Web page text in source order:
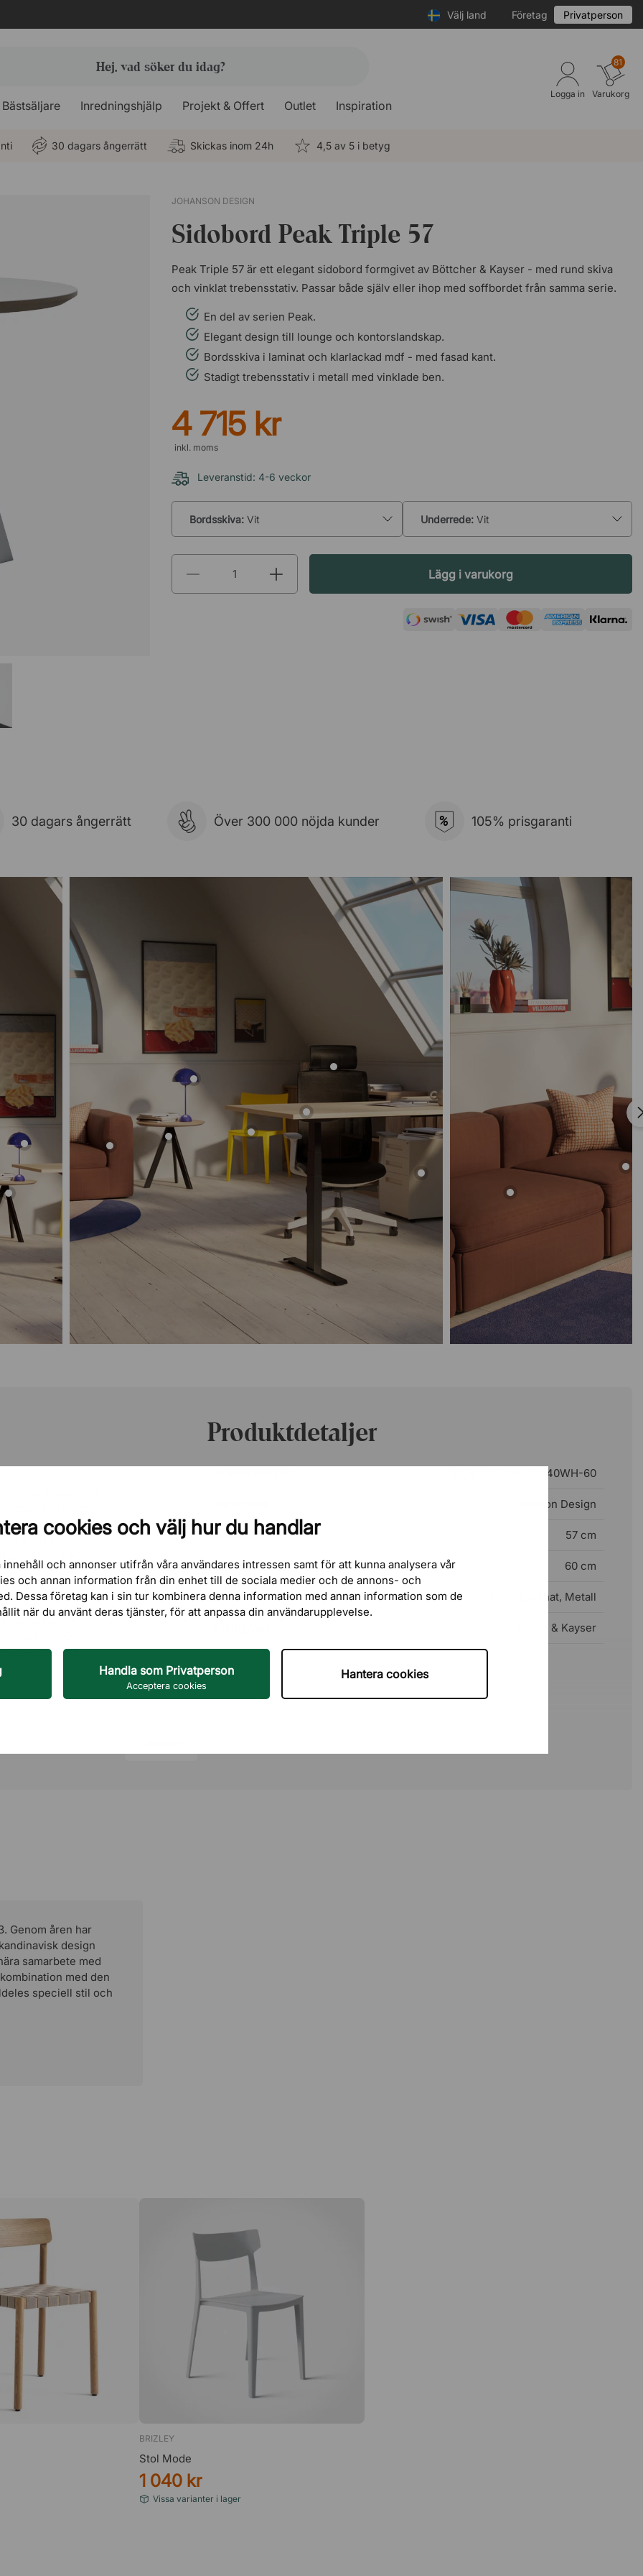
cookies och välj hur du handlar
och annonser utifrån våra användares intressen samt för att kunna analysera vår
och annan information från din enhet till de sociala medier och de annons- och
Dessa företag kan i sin tur kombinera denna information med annan information som de
när du använt deras tjänster, för att anpassa din användarupplevelse.
Handla som Privatperson
Acceptera cookies
Hantera cookies
Välj land Företag Privatperson
Bästsäljare Inredningshjälp Projekt & Offert Outlet Inspiration
Logga in
81
Varukorg
30 dagars ångerrätt Skickas inom 24h 4,5 av 5 i betyg
JOHANSON DESIGN
Sidobord Peak Triple 57
Peak Triple 57 är ett elegant sidobord formgivet av Böttcher & Kayser - med rund skiva
och vinklat trebensstativ. Passar både själv eller ihop med soffbordet från samma serie.
En del av serien Peak.
Elegant design till lounge och kontorslandskap.
Bordsskiva i laminat och klarlackad mdf - med fasad kant.
Stadigt trebensstativ i metall med vinklade ben.
4 715 kr
inkl. moms
Leveranstid: 4-6 veckor
Bordsskiva: Vit Underrede: Vit
Lägg i varukorg
30 dagars ångerrätt Över 300 000 nöjda kunder % 105% prisgaranti
studion
och det
ger möbeln ett
form
med
kombination som
utseende. Den
det moderna
att integrera i
Design Award och
Produktdetaljer
PEAL3575086-F1040WH-60
Johanson Design
Höjd 57 cm
Diameter 60 cm
Material MDF, Laminat, Metall
Böttcher & Kayser
Genom åren har
design
samarbete med
med den
speciell stil och
BRIZLEY
Stol Mode
1 040 kr
Vissa varianter i lager